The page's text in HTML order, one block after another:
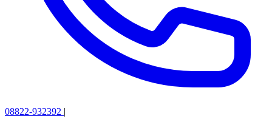
08822-932392 |